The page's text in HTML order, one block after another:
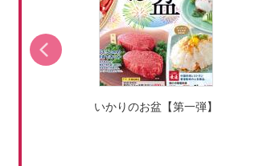
いかりのお盆【第一弾】